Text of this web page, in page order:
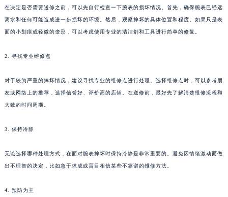
在决定是否需要送修之前，可以先自行检查一下腕表的损坏情况。首先，确保腕表已经远
离水和任何可能造成进一步损坏的环境。然后，观察摔坏的具体位置和程度。如果只是表
面的小划痕或轻微的变形，可以考虑使用专业的清洁剂和工具进行简单的修复。
2. 寻找专业维修点
对于较为严重的摔坏情况，建议寻找专业的维修点进行处理。选择维修点时，可以参考朋
友或网络上的推荐，选择信誉好、评价高的店铺。在送修前，最好先了解清楚维修流程和
大致的时间周期。
3. 保持冷静
无论选择哪种处理方式，在面对腕表摔坏时保持冷静是非常重要的。避免因情绪激动而做
出不理智的决定，比如急于求成或盲目相信某些不靠谱的维修方法。
4. 预防为主